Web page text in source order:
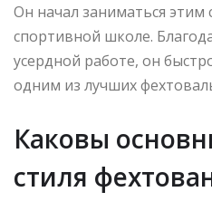
Он начал заниматься
спортивной школе.
усердной работе, он
одним из лучших
Каковы
стиля